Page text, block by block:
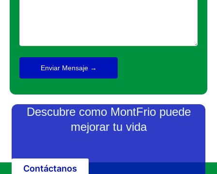
Enviar Mensaje →
Descubre como MontFrio puede
mejorar tu vida
Contáctanos